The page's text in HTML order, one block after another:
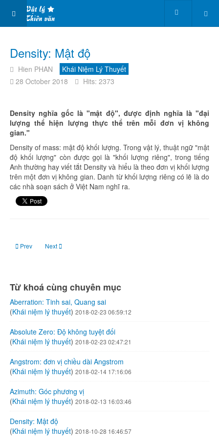
Density: Mật độ
Hien PHAN
Khái Niệm Lý Thuyết
28 October 2018
Hits: 2373
Density nghĩa gốc là "mật độ", được định nghĩa là "đại
lượng thể hiện lượng thực thể trên mỗi đơn vị không
gian."
Density of mass: mật độ khối lượng. Trong vật lý, thuật ngữ "mật
độ khối lượng" còn được gọi là "khối lượng riêng", trong tiếng
Anh thường hay viết tắt Density và hiểu là theo đơn vị khối lượng
trên một đơn vị không gian. Danh từ khối lượng riêng có lẽ là do
các nhà soạn sách ở Việt Nam nghĩ ra.
Previous article: Galactic halo: Tán thiên hà
Prev Next article: Planck Length: Độ dài Planck
Next
Từ khoá cùng chuyên mục
Aberration: Tinh sai, Quang sai
(Khái niệm lý thuyết) 2018-02-23 06:59:12
Absolute Zero: Độ không tuyệt đối
(Khái niệm lý thuyết) 2018-02-23 02:47:21
Angstrom: đơn vị chiều dài Angstrom
(Khái niệm lý thuyết) 2018-02-14 17:16:06
Azimuth: Góc phương vị
(Khái niệm lý thuyết) 2018-02-13 16:03:46
Density: Mật độ
(Khái niệm lý thuyết) 2018-10-28 16:46:57